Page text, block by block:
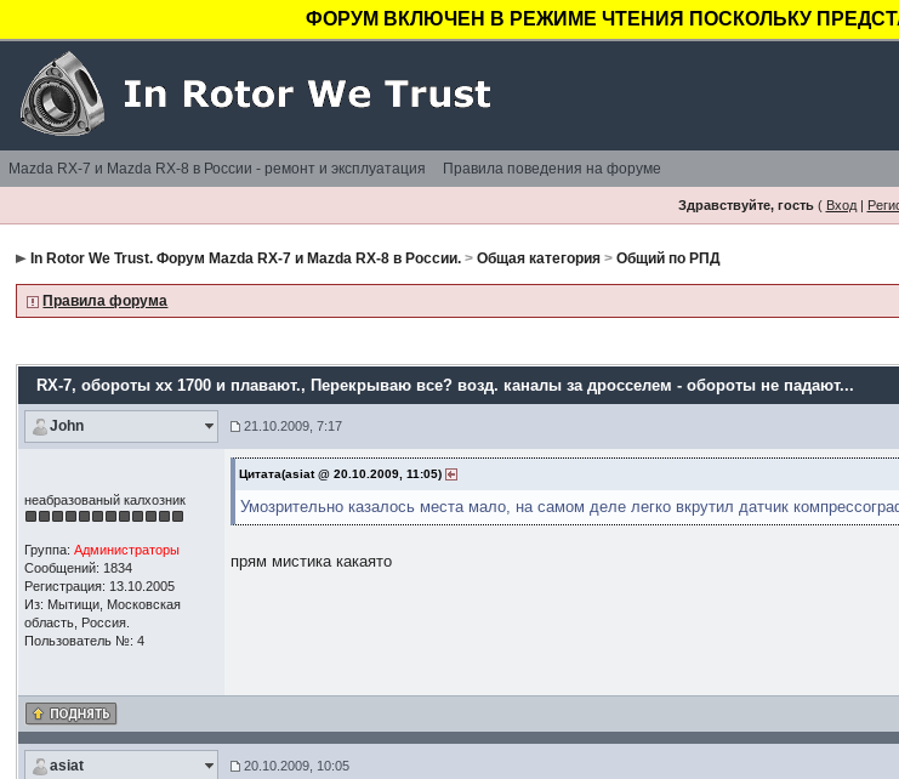
ФОРУМ ВКЛЮЧЕН В РЕЖИМЕ ЧТЕНИЯ ПОСКОЛЬКУ
Mazda RX-7 и Mazda RX-8 в России - ремонт и эксплуатация Правила поведения на форуме
Здравствуйте, гость( Вход|
In Rotor We Trust. Форум Mazda RX-7 и Mazda RX-8 в России. >Общая категория >Общий по РПД
Правила форума
RX-7, обороты хх 1700 и плавают., Перекрываю все? возд. каналы за дросселем - обороты не падают...
John 21.10.2009, 7:17
неабразованый калхозник
Группа:Администраторы
Сообщений: 1834
Регистрация: 13.10.2005
Из: Мытищи, Московская
область, Россия.
Пользователь №: 4
Цитата(asiat @ 20.10.2009, 11:05)
Умозрительно казалось места мало, на самом деле легко вкрутил датчик
прям мистика какаято
asiat 20.10.2009, 10:05